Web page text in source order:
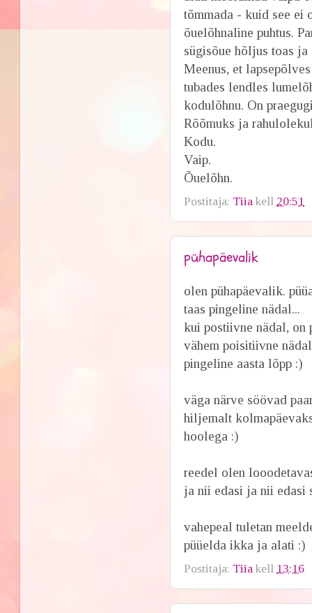
tõmmada - kuid see ei
õuelõhnaline puhtus.
sügisõue hõljus toas
Meenus, et
tubades lendles
kodulõhnu. On
Rõõmuks ja
Kodu.
Vaip.
Õuelõhn.
Postitaja: Tiia kell 20:51
pühapäevalik
olen pühapäevalik.
taas pingeline nädal...
kui postiivne nädal, on
vähem poisitiivne
pingeline aasta lõpp :)
väga närve söövad
hiljemalt
hoolega :)
reedel olen
ja nii edasi ja nii edasi
vahepeal tuletan
püüelda ikka ja alati :)
Postitaja: Tiia kell 13:16